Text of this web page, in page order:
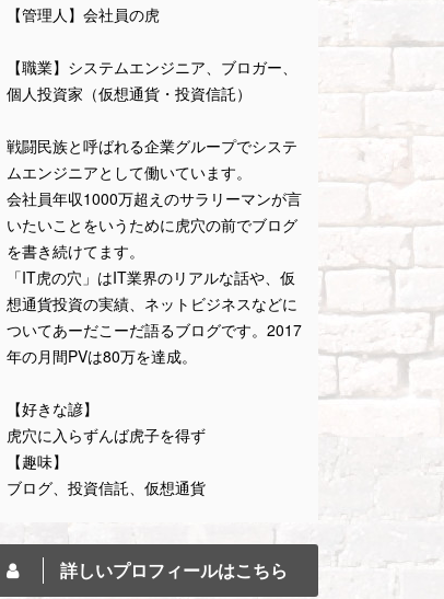
【管理人】会社員の虎
【職業】システムエンジニア、ブロガー、
個人投資家（仮想通貨・投資信託）
戦闘民族と呼ばれる企業グループでシステ
ムエンジニアとして働いています。
会社員年収1000万超えのサラリーマンが言
いたいことをいうために虎穴の前でブログ
を書き続けてます。
「IT虎の穴」はIT業界のリアルな話や、仮
想通貨投資の実績、ネットビジネスなどに
ついてあーだこーだ語るブログです。2017
年の月間PVは80万を達成。
【好きな諺】
虎穴に入らずんば虎子を得ず
【趣味】
ブログ、投資信託、仮想通貨
詳しいプロフィールはこちら